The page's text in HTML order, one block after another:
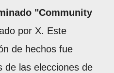
"Community
por X. Este
de hechos fue
de las elecciones de